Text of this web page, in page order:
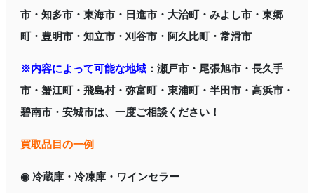
市・知多市・東海市・日進市・大治町・みよし市・東郷
町・豊明市・知立市・刈谷市・阿久比町・常滑市
※内容によって可能な地域：瀬戸市・尾張旭市・長久手
市・蟹江町・飛島村・弥富町・東浦町・半田市・高浜市・
碧南市・安城市は、一度ご相談ください！
買取品目の一例
◉ 冷蔵庫・冷凍庫・ワインセラー